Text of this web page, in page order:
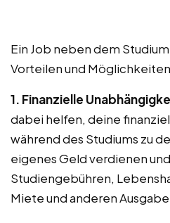
Ein Job neben dem
Vorteilen und
1. Finanzielle
dabei helfen, deine
während des Studiums zu
eigenes Geld verdienen
Studiengebühren,
Miete und anderen